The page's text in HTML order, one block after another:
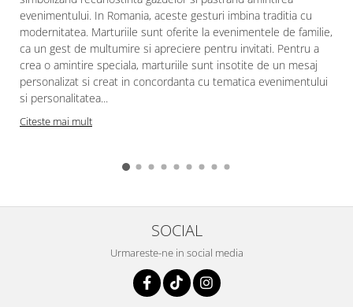
evenimentului. In Romania, aceste gesturi imbina traditia cu
modernitatea. Marturiile sunt oferite la evenimentele de familie,
ca un gest de multumire si apreciere pentru invitati. Pentru a
crea o amintire speciala, marturiile sunt insotite de un mesaj
personalizat si creat in concordanta cu tematica evenimentului
si personalitatea...
Citeste mai mult
SOCIAL
Urmareste-ne in social media